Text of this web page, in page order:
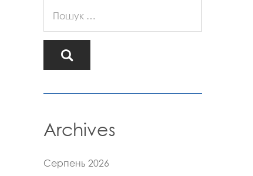
Archives
Серпень 2026